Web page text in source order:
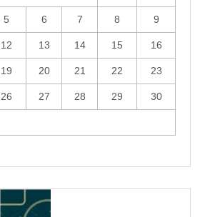
5 6 7 8 9
12 13 14 15 16
19 20 21 22 23
26 27 28 29 30